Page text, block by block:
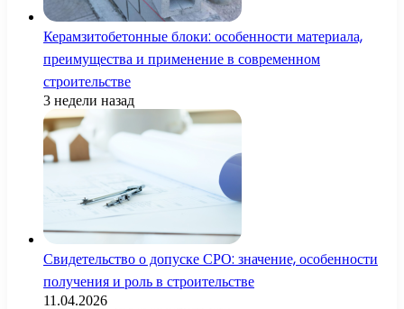
Керамзитобетонные блоки: особенности материала,
преимущества и применение в современном
строительстве
3 недели назад
Свидетельство о допуске СРО: значение, особенности
получения и роль в строительстве
11.04.2026